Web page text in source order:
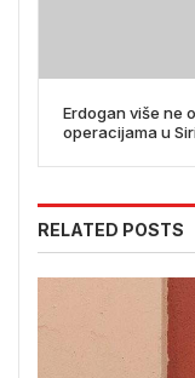
Erdogan više ne
operacijama u
RELATED POSTS